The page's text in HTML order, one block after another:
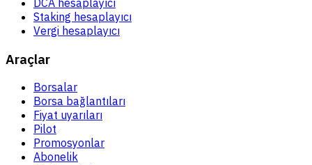
Staking hesaplayıcı
Vergi hesaplayıcı
Araçlar
Borsalar
Borsa bağlantıları
Fiyat uyarıları
Pilot
Promosyonlar
Abonelik